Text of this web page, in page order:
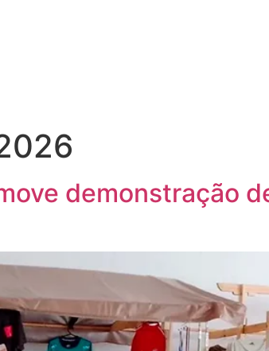
demonstração